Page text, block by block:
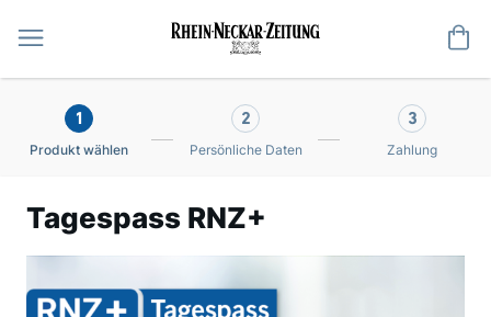
1
Produkt wählen
2
Persönliche Daten
3
Zahlung
Tagespass RNZ+